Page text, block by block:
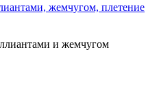
жемчугом, плетение
и жемчугом